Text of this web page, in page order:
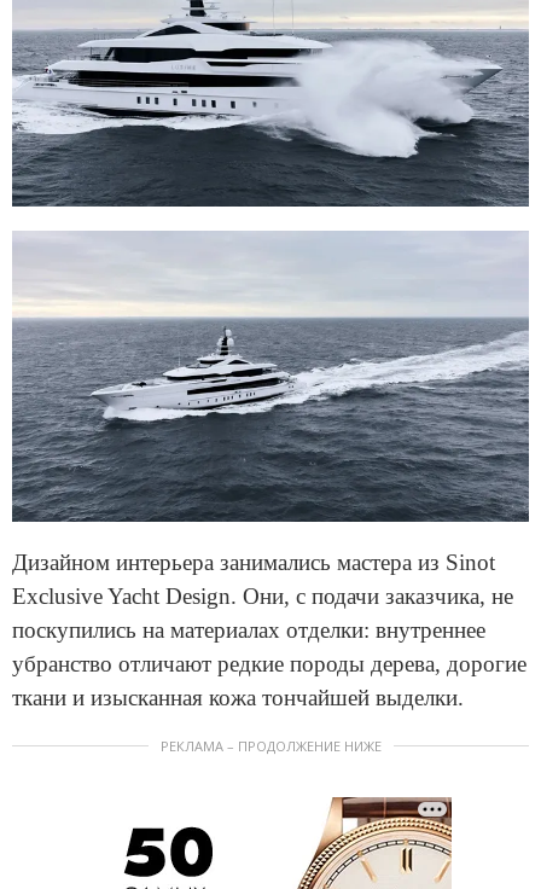
Дизайном интерьера занимались мастера из Sinot
Exclusive Yacht Design. Они, с подачи заказчика, не
поскупились на материалах отделки: внутреннее
убранство отличают редкие породы дерева, дорогие
ткани и изысканная кожа тончайшей выделки.
РЕКЛАМА – ПРОДОЛЖЕНИЕ НИЖЕ